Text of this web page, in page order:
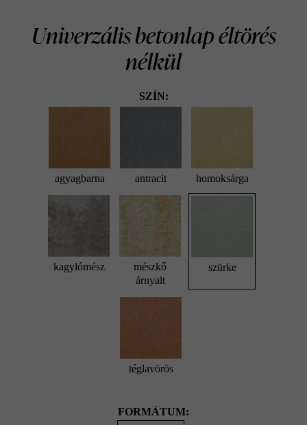
Univerzális betonlap éltörés
nélkül
SZÍN:
agyagbarna antracit homoksárga
kagylómész
mészkő
árnyalt
szürke
téglavörös
FORMÁTUM: